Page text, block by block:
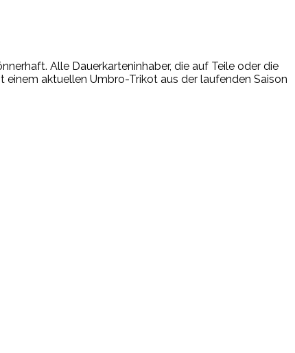
Alle Dauerkarteninhaber, die auf Teile oder die
aktuellen Umbro-Trikot aus der laufenden Saison